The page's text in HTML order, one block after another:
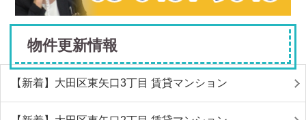
物件更新情報
【新着】大田区東矢口3丁目 賃貸マンション